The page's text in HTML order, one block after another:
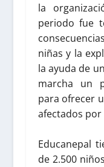
la
periodo fue
niñas y la
la ayuda de
marcha un
para ofrecer
afectados por
Educanepal
de 2.500